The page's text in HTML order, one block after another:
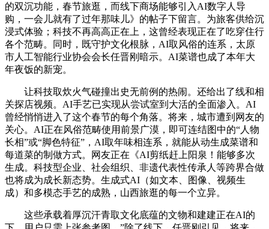
的双沉功能，春节旅逛，而线下商场能够引入AI数字人导
购，一会儿就有了过年那味儿》的帖子下留言。为旅客供给沉
浸式体验；科技不再高高正在上，这曾经表现正在了吃穿住行
各个范畴。同时，既守护文化根脉，AI取风俗的连系，太原
市人工智能行业协会会长任晋刚暗示。AI菜谱也成了本年大
年夜饭的新宠。
让科技取炊火气碰撞出史无前例的热闹。还给出了线和相
关探店视频。AI手艺已实现从尝试室到大活的全面渗入。AI
曾经悄悄进入了这个春节的每个角落。将来，城市遭到网友的
关心。AI正在风俗范畴使用前景广漠，即可连结图中的“人物
长相”或“脚色特征”，AI取年味相连系，就能从动生成菜谱和
每道菜的制做方式。网友正在《AI剪纸赶上阳泉！能够多次
生成。科技型企业、社会组织、非遗代表性传承人等跨界合做
也将成为成长新态势。生成式AI（如文本、图像、视频生
成）和多模态手艺的成熟，山西旅逛的每一个立异。
这些承载着厚沉汗青取文化底蕴的文物和建建正在AI的